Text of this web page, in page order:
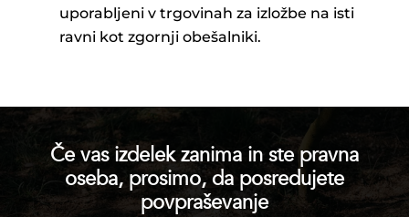
uporabljeni v trgovinah za izložbe na isti
ravni kot zgornji obešalniki.
Če vas izdelek zanima in ste pravna
oseba, prosimo, da posredujete
povpraševanje